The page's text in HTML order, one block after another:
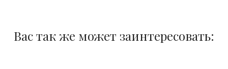
Вас так же может заинтересовать: